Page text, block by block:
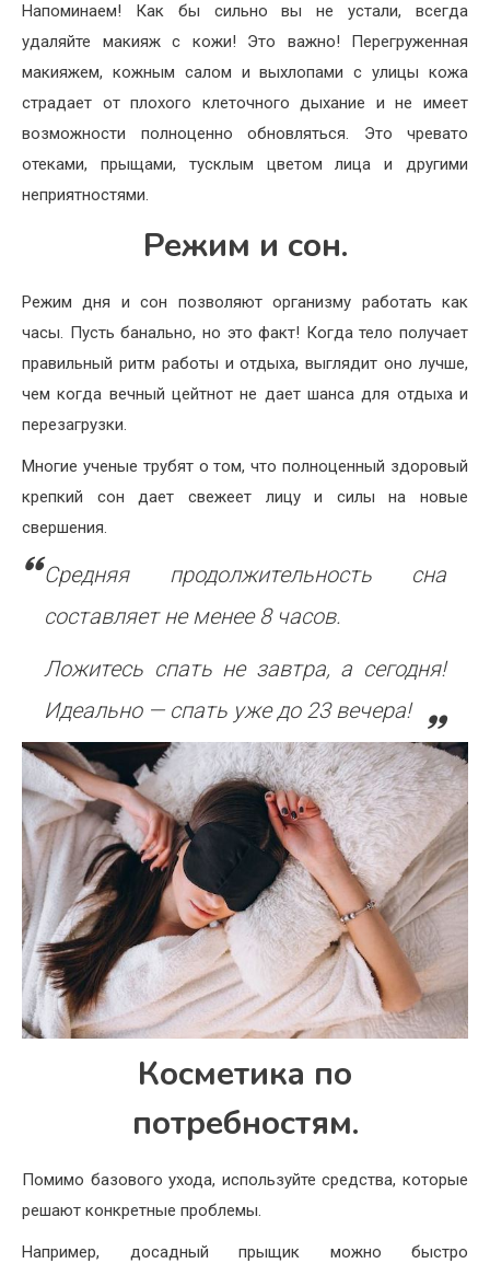
Напоминаем! Как бы сильно вы не устали, всегда
удаляйте макияж с кожи! Это важно! Перегруженная
макияжем, кожным салом и выхлопами с улицы кожа
страдает от плохого клеточного дыхание и не имеет
возможности полноценно обновляться. Это чревато
отеками, прыщами, тусклым цветом лица и другими
неприятностями.
Режим и сон.
Режим дня и сон позволяют организму работать как
часы. Пусть банально, но это факт! Когда тело получает
правильный ритм работы и отдыха, выглядит оно лучше,
чем когда вечный цейтнот не дает шанса для отдыха и
перезагрузки.
Многие ученые трубят о том, что полноценный здоровый
крепкий сон дает свежеет лицу и силы на новые
свершения.
Средняя продолжительность сна
составляет не менее 8 часов.
Ложитесь спать не завтра, а сегодня!
Идеально — спать уже до 23 вечера!
Косметика по
потребностям.
Помимо базового ухода, используйте средства, которые
решают конкретные проблемы.
Например, досадный прыщик можно быстро